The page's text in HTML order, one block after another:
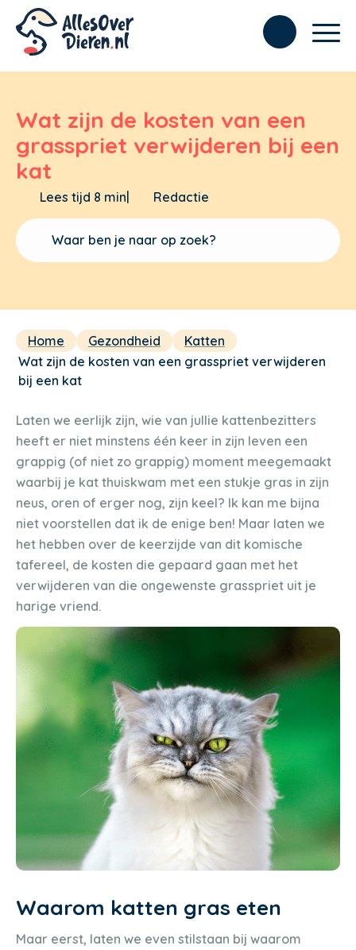
Wat zijn de kosten van een
grasspriet verwijderen bij een
kat
Lees tijd 8 min| Redactie
Home Gezondheid
Katten
Wat zijn de kosten van een grasspriet verwijderen
bij een kat
Laten we eerlijk zijn, wie van jullie kattenbezitters
heeft er niet minstens één keer in zijn leven een
grappig (of niet zo grappig) moment meegemaakt
waarbij je kat thuiskwam met een stukje gras in zijn
neus, oren of erger nog, zijn keel? Ik kan me bijna
niet voorstellen dat ik de enige ben! Maar laten we
het hebben over de keerzijde van dit komische
tafereel, de kosten die gepaard gaan met het
verwijderen van die ongewenste grasspriet uit je
harige vriend.
Waarom katten gras eten
Maar eerst, laten we even stilstaan bij waarom